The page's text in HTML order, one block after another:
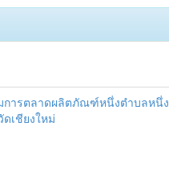
การตลาดผลิตภัณฑ์หนึ่งตำบลหนึ่ง
เชียงใหม่